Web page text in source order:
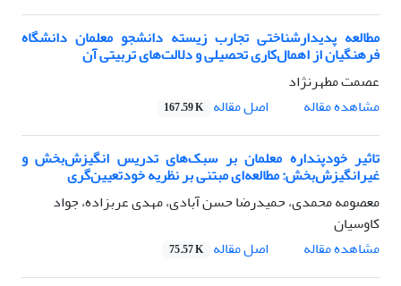
مطالعه پدیدارشناختی تجارب زیسته دانشجو معلمان دانشگاه
فرهنگیان از اهمال‌کاری تحصیلی و دلالت‌های تربیتی آن
عصمت مطهرنژاد
مشاهده مقاله
اصل مقاله 167.59 K
تاثیر خودپنداره معلمان بر سبک‌های تدریس انگیزش‌بخش و
غیرانگیزش‌بخش: مطالعه‌ای مبتنی بر نظریه خودتعیین‌گری
معصومه محمدی، حمیدرضا حسن آبادی، مهدی عربزاده، جواد
کاوسیان
مشاهده مقاله
اصل مقاله 75.57 K